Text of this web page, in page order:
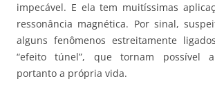
impecável. E ela tem muitíssimas
ressonância magnética. Por sinal,
alguns fenômenos estreitamente
“efeito túnel”, que tornam possível
portanto a própria vida.